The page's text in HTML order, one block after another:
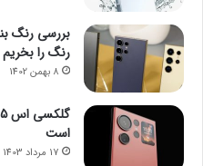
رنگ را بخریم
8 بهمن 1402
است
17 مرداد 1403